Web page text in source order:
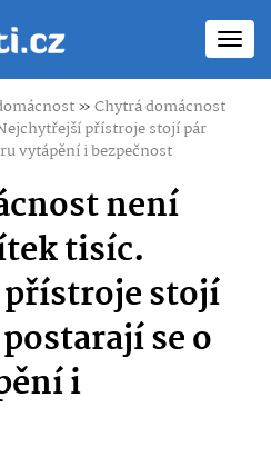
»Chytrá domácnost
přístroje stojí pár
vytápění i bezpečnost
není
tisíc.
stojí
se o
i